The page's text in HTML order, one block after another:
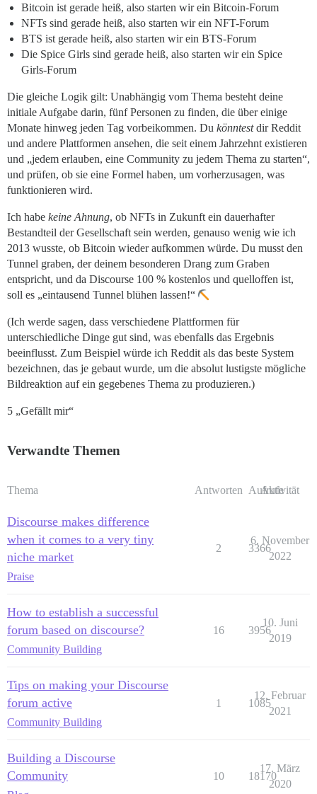
Bitcoin ist gerade heiß, also starten wir ein Bitcoin-Forum
NFTs sind gerade heiß, also starten wir ein NFT-Forum
BTS ist gerade heiß, also starten wir ein BTS-Forum
Die Spice Girls sind gerade heiß, also starten wir ein Spice
Girls-Forum
Die gleiche Logik gilt: Unabhängig vom Thema besteht deine
initiale Aufgabe darin, fünf Personen zu finden, die über einige
Monate hinweg jeden Tag vorbeikommen. Du könntestdir Reddit
und andere Plattformen ansehen, die seit einem Jahrzehnt existieren
und „jedem erlauben, eine Community zu jedem Thema zu starten“,
und prüfen, ob sie eine Formel haben, um vorherzusagen, was
funktionieren wird.
Ich habe keine Ahnung, ob NFTs in Zukunft ein dauerhafter
Bestandteil der Gesellschaft sein werden, genauso wenig wie ich
2013 wusste, ob Bitcoin wieder aufkommen würde. Du musst den
Tunnel graben, der deinem besonderen Drang zum Graben
entspricht, und da Discourse 100 % kostenlos und quelloffen ist,
soll es „eintausend Tunnel blühen lassen!“
(Ich werde sagen, dass verschiedene Plattformen für
unterschiedliche Dinge gut sind, was ebenfalls das Ergebnis
beeinflusst. Zum Beispiel würde ich Reddit als das beste System
bezeichnen, das je gebaut wurde, um die absolut lustigste mögliche
Bildreaktion auf ein gegebenes Thema zu produzieren.)
5 „Gefällt mir“
Verwandte Themen
Thema Antworten Aufrufe
Aktivität
Discourse makes difference
when it comes to a very tiny
niche market
Praise
2 3366
6. November
2022
How to establish a successful
forum based on discourse?
Community Building
16 3956
10. Juni
2019
Tips on making your Discourse
forum active
Community Building
1 1085
12. Februar
2021
Building a Discourse
Community
10 18170
17. März
2020